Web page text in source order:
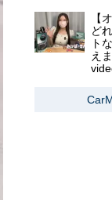
【
ど
ト
え